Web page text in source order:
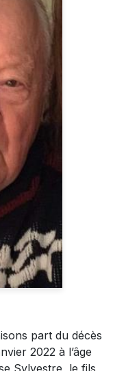
part du décès
2022 à l’âge